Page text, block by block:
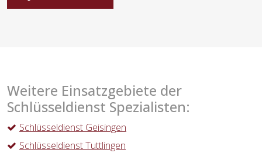
Weitere Einsatzgebiete der
Schlüsseldienst Spezialisten:
Schlüsseldienst Geisingen
Schlüsseldienst Tuttlingen